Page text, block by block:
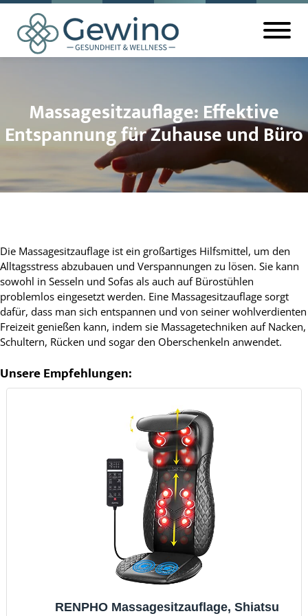
Massagesitzauflage: Effektive
Entspannung für Zuhause und Büro
Die Massagesitzauflage ist ein großartiges Hilfsmittel, um den
Alltagsstress abzubauen und Verspannungen zu lösen. Sie kann
sowohl in Sesseln und Sofas als auch auf Bürostühlen
problemlos eingesetzt werden. Eine Massagesitzauflage sorgt
dafür, dass man sich entspannen und von seiner wohlverdienten
Freizeit genießen kann, indem sie Massagetechniken auf Nacken,
Schultern, Rücken und sogar den Oberschenkeln anwendet.
Unsere Empfehlungen:
RENPHO Massagesitzauflage, Shiatsu